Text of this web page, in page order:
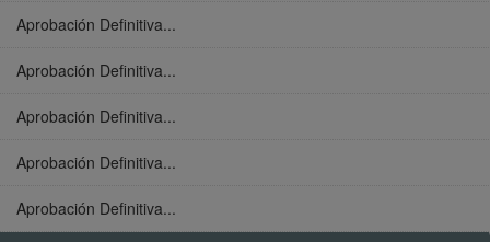
Aprobación Definitiva...
Aprobación Definitiva...
Aprobación Definitiva...
Aprobación Definitiva...
Aprobación Definitiva...